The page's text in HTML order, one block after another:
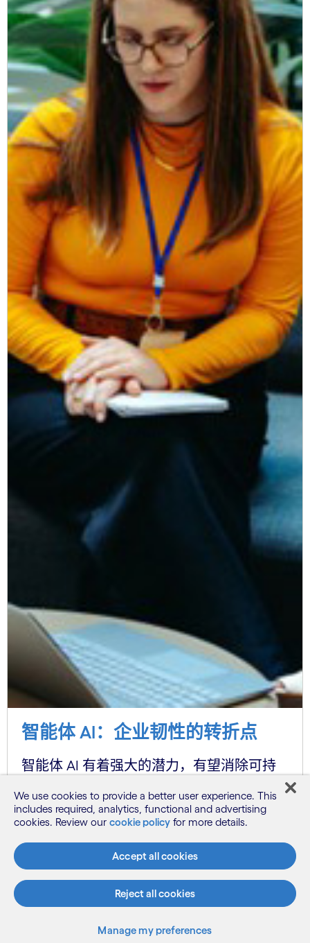
智能体 AI：企业韧性的转折点
智能体 AI 有着强大的潜力，有望消除可持
了解更多
订阅
We use cookies to provide a better user experience. This
includes required, analytics, functional and advertising
cookies. Review our cookie policy for more details.
Accept all cookies
Reject all cookies
Manage my preferences